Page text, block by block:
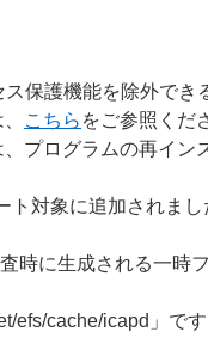
保護機能を除外でき
こちら をご参照くだ
プログラムの再イン
ト対象に追加されまし
時に生成される一時
efs/cache/icapd」で